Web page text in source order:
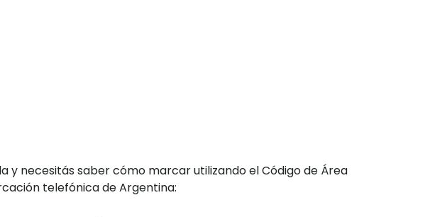
necesitás saber cómo marcar utilizando el Código de Área
telefónica de Argentina: